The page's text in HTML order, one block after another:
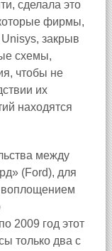
сделала это
фирмы,
закрыв
схемы,
чтобы не
их
находятся
между
(Ford), для
воплощением
2009 год этот
только два с